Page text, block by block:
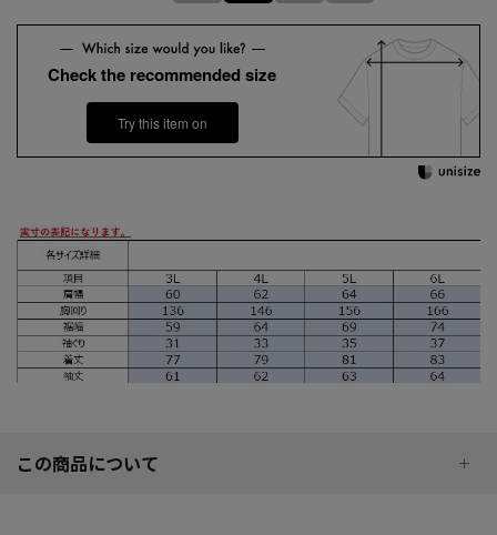
Check the recommended size
Try this item on
この商品について